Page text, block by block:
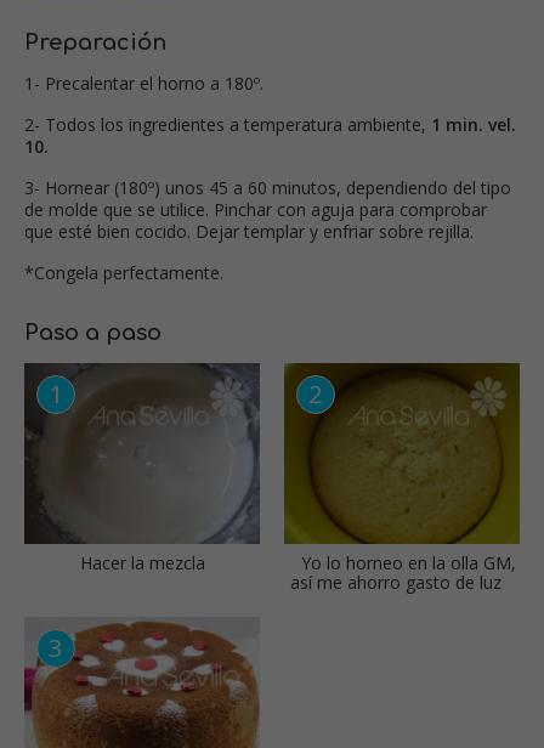
Preparación
1- Precalentar el horno a 180º.
2- Todos los ingredientes a temperatura ambiente, 1 min. vel.
10.
3- Hornear (180º) unos 45 a 60 minutos, dependiendo del tipo
de molde que se utilice. Pinchar con aguja para comprobar
que esté bien cocido. Dejar templar y enfriar sobre rejilla.
*Congela perfectamente.
Paso a paso
Hacer la mezcla
Yo lo horneo en la olla GM,
así me ahorro gasto de luz